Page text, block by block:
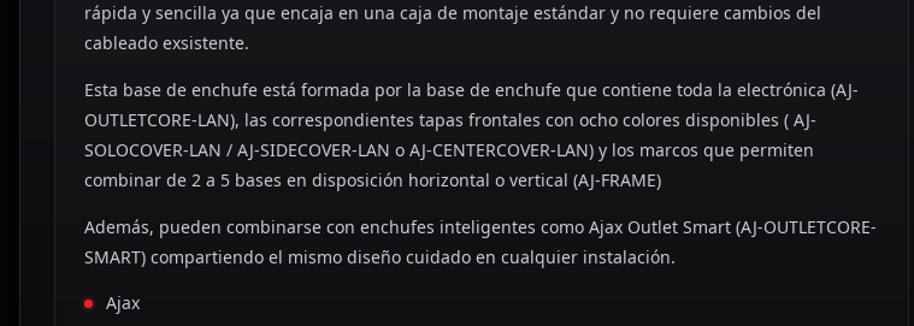
rápida y sencilla ya que encaja en una caja de montaje estándar y no requiere cambios del
cableado exsistente.
Esta base de enchufe está formada por la base de enchufe que contiene toda la electrónica (AJ-
OUTLETCORE-LAN), las correspondientes tapas frontales con ocho colores disponibles ( AJ-
SOLOCOVER-LAN / AJ-SIDECOVER-LAN o AJ-CENTERCOVER-LAN) y los marcos que permiten
combinar de 2 a 5 bases en disposición horizontal o vertical (AJ-FRAME)
Además, pueden combinarse con enchufes inteligentes como Ajax Outlet Smart (AJ-OUTLETCORE-
SMART) compartiendo el mismo diseño cuidado en cualquier instalación.
Ajax